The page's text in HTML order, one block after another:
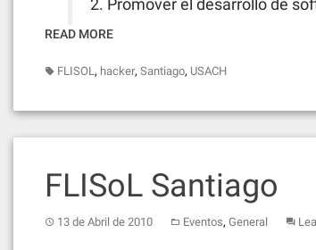
2. Promover el desarrollo de
READ MORE
FLISOL, hacker, Santiago, USACH
FLISoL Santiago
13 de Abril de 2010 Eventos, General